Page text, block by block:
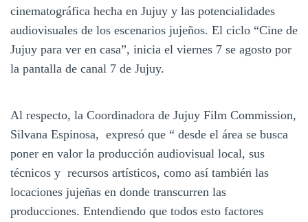
cinematográfica hecha en Jujuy y las potencialidades
audiovisuales de los escenarios jujeños. El ciclo “Cine de
Jujuy para ver en casa”, inicia el viernes 7 se agosto por
la pantalla de canal 7 de Jujuy.
Al respecto, la Coordinadora de Jujuy Film Commission,
Silvana Espinosa, expresó que “ desde el área se busca
poner en valor la producción audiovisual local, sus
técnicos y recursos artísticos, como así también las
locaciones jujeñas en donde transcurren las
producciones. Entendiendo que todos esto factores